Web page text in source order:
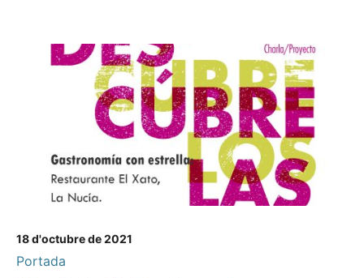
18 d'octubre de 2021
Portada